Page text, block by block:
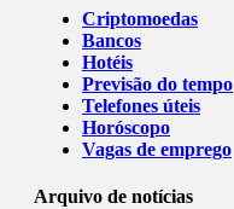
Criptomoedas
Bancos
Hotéis
Previsão do tempo
Telefones úteis
Horóscopo
Vagas de emprego
Arquivo de notícias